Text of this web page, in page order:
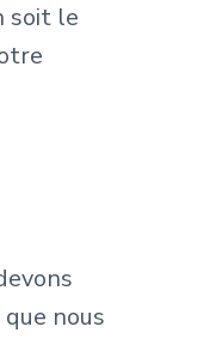
soit le
nous